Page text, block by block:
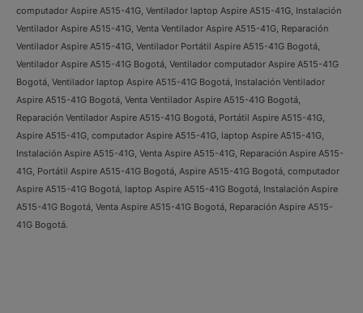
computador Aspire A515-41G, Ventilador laptop Aspire A515-41G, Instalación
Ventilador Aspire A515-41G, Venta Ventilador Aspire A515-41G, Reparación
Ventilador Aspire A515-41G, Ventilador Portátil Aspire A515-41G Bogotá,
Ventilador Aspire A515-41G Bogotá, Ventilador computador Aspire A515-41G
Bogotá, Ventilador laptop Aspire A515-41G Bogotá, Instalación Ventilador
Aspire A515-41G Bogotá, Venta Ventilador Aspire A515-41G Bogotá,
Reparación Ventilador Aspire A515-41G Bogotá, Portátil Aspire A515-41G,
Aspire A515-41G, computador Aspire A515-41G, laptop Aspire A515-41G,
Instalación Aspire A515-41G, Venta Aspire A515-41G, Reparación Aspire A515-
41G, Portátil Aspire A515-41G Bogotá, Aspire A515-41G Bogotá, computador
Aspire A515-41G Bogotá, laptop Aspire A515-41G Bogotá, Instalación Aspire
A515-41G Bogotá, Venta Aspire A515-41G Bogotá, Reparación Aspire A515-
41G Bogotá.